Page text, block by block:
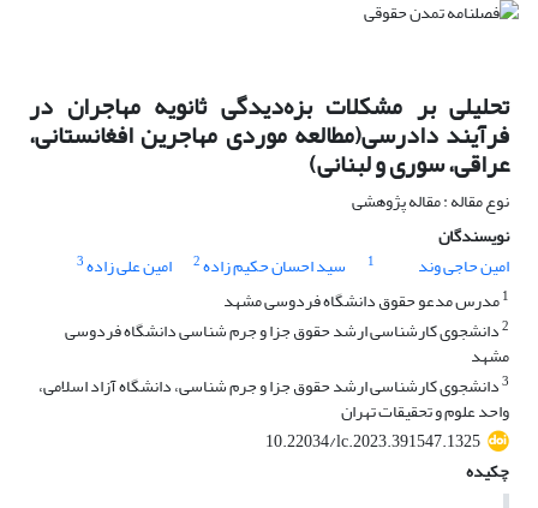
تحلیلی بر مشکلات بزه‌دیدگی ثانویه مهاجران در
فرآیند دادرسی(مطالعه موردی مهاجرین افغانستانی،
عراقی، سوری و لبنانی)
نوع مقاله : مقاله پژوهشی
نویسندگان
امین حاجی وند
1 سید احسان حکیم زاده2 امین علی زاده3
1مدرس مدعو حقوق دانشگاه فردوسی مشهد
2دانشجوی کارشناسی ارشد حقوق جزا و جرم شناسی دانشگاه فردوسی
مشهد
3دانشجوی کارشناسی ارشد حقوق جزا و جرم شناسی، دانشگاه آزاد اسلامی،
واحد علوم و تحقیقات تهران
10.22034/lc.2023.391547.1325
چکیده